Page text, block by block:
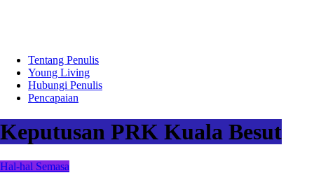
Tentang Penulis
Young Living
Hubungi Penulis
Pencapaian
Keputusan PRK Kuala Besut
Hal-hal Semasa